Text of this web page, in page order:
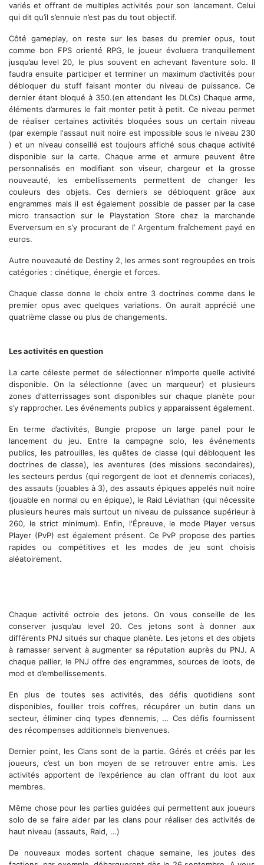
variés et offrant de multiples activités pour son lancement. Celui
qui dit qu’il s’ennuie n’est pas du tout objectif.
Côté gameplay, on reste sur les bases du premier opus, tout
comme bon FPS orienté RPG, le joueur évoluera tranquillement
jusqu’au level 20, le plus souvent en achevant l’aventure solo. Il
faudra ensuite participer et terminer un maximum d’activités pour
débloquer du stuff faisant monter du niveau de puissance. Ce
dernier étant bloqué à 350.(en attendant les DLCs) Chaque arme,
éléments d’armures le fait monter petit à petit. Ce niveau permet
de réaliser certaines activités bloquées sous un certain niveau
(par exemple l'assaut nuit noire est impossible sous le niveau 230
) et un niveau conseillé est toujours affiché sous chaque activité
disponible sur la carte. Chaque arme et armure peuvent être
personnalisés en modifiant son viseur, chargeur et la grosse
nouveauté, les embellissements permettent de changer les
couleurs des objets. Ces derniers se débloquent grâce aux
engrammes mais il est également possible de passer par la case
micro transaction sur le Playstation Store chez la marchande
Everversum en s’y procurant de l’ Argentum fraîchement payé en
euros.
Autre nouveauté de Destiny 2, les armes sont regroupées en trois
catégories : cinétique, énergie et forces.
Chaque classe donne le choix entre 3 doctrines comme dans le
premier opus avec quelques variations. On aurait apprécié une
quatrième classe ou plus de changements.
Les activités en question
La carte céleste permet de sélectionner n’importe quelle activité
disponible. On la sélectionne (avec un marqueur) et plusieurs
zones d'atterrissages sont disponibles sur chaque planète pour
s’y rapprocher. Les événements publics y apparaissent également.
En terme d’activités, Bungie propose un large panel pour le
lancement du jeu. Entre la campagne solo, les événements
publics, les patrouilles, les quêtes de classe (qui débloquent les
doctrines de classe), les aventures (des missions secondaires),
les secteurs perdus (qui regorgent de loot et d’ennemis coriaces),
des assauts (jouables à 3), des assauts épiques appelés nuit noire
(jouable en normal ou en épique), le Raid Léviathan (qui nécessite
plusieurs heures mais surtout un niveau de puissance supérieur à
260, le strict minimum). Enfin, l'Épreuve, le mode Player versus
Player (PvP) est également présent. Ce PvP propose des parties
rapides ou compétitives et les modes de jeu sont choisis
aléatoirement.
Chaque activité octroie des jetons. On vous conseille de les
conserver jusqu’au level 20. Ces jetons sont à donner aux
différents PNJ situés sur chaque planète. Les jetons et des objets
à ramasser servent à augmenter sa réputation auprès du PNJ. A
chaque pallier, le PNJ offre des engrammes, sources de loots, de
mod et d’embellissements.
En plus de toutes ses activités, des défis quotidiens sont
disponibles, fouiller trois coffres, récupérer un butin dans un
secteur, éliminer cinq types d’ennemis, … Ces défis fournissent
des récompenses additionnels bienvenues.
Dernier point, les Clans sont de la partie. Gérés et créés par les
joueurs, c’est un bon moyen de se retrouver entre amis. Les
activités apportent de l’expérience au clan offrant du loot aux
membres.
Même chose pour les parties guidées qui permettent aux joueurs
solo de se faire aider par les clans pour réaliser des activités de
haut niveau (assauts, Raid, …)
De nouveaux modes sortent chaque semaine, les joutes des